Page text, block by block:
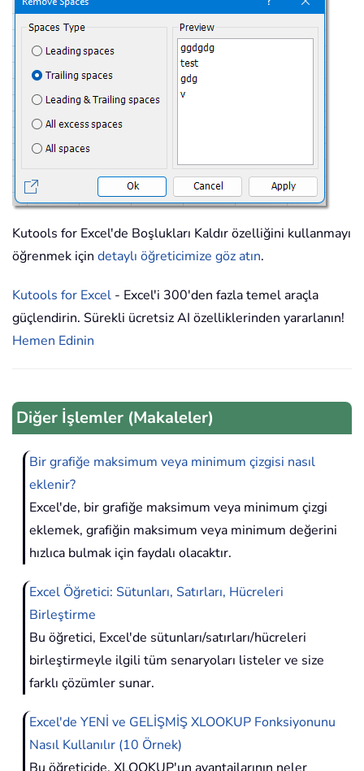
Kutools for Excel'de Boşlukları Kaldır özelliğini kullanmayı
öğrenmek için detaylı öğreticimize göz atın.
Kutools for Excel - Excel'i 300'den fazla temel araçla
güçlendirin. Sürekli ücretsiz AI özelliklerinden yararlanın!
Hemen Edinin
Diğer İşlemler (Makaleler)
Bir grafiğe maksimum veya minimum çizgisi nasıl
eklenir?
Excel'de, bir grafiğe maksimum veya minimum çizgi
eklemek, grafiğin maksimum veya minimum değerini
hızlıca bulmak için faydalı olacaktır.
Excel Öğretici: Sütunları, Satırları, Hücreleri
Birleştirme
Bu öğretici, Excel'de sütunları/satırları/hücreleri
birleştirmeyle ilgili tüm senaryoları listeler ve size
farklı çözümler sunar.
Excel'de YENİ ve GELİŞMİŞ XLOOKUP Fonksiyonunu
Nasıl Kullanılır (10 Örnek)